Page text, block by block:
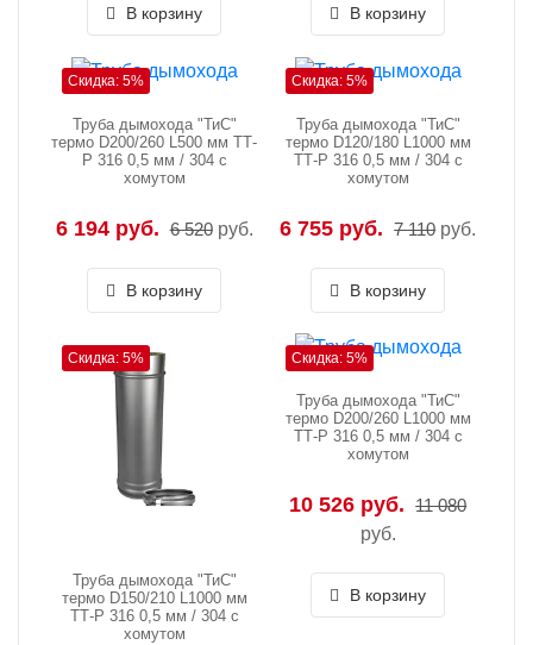
В корзину В корзину
Скидка: 5%
Труба дымохода "ТиС"
термо D200/260 L500 мм TТ-
Р 316 0,5 мм / 304 с
хомутом
6 194 руб. 6 520 руб.
В корзину
Скидка: 5%
Труба дымохода "ТиС"
термо D120/180 L1000 мм
TТ-Р 316 0,5 мм / 304 с
хомутом
6 755 руб. 7 110 руб.
В корзину
Скидка: 5%
Труба дымохода "ТиС"
термо D150/210 L1000 мм
TТ-Р 316 0,5 мм / 304 с
хомутом
Скидка: 5%
Труба дымохода "ТиС"
термо D200/260 L1000 мм
TТ-Р 316 0,5 мм / 304 с
хомутом
10 526 руб.
11 080
руб.
В корзину